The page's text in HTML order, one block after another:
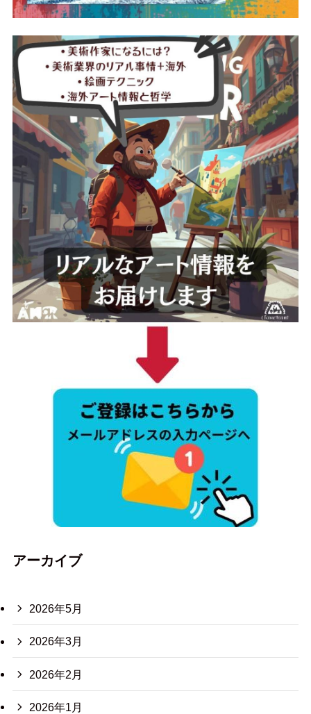
アーカイブ
2026年5月
2026年3月
2026年2月
2026年1月